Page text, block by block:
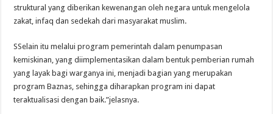
struktural yang diberikan kewenangan oleh negara untuk mengelola
zakat, infaq dan sedekah dari masyarakat muslim.
SSelain itu melalui program pemerintah dalam penumpasan
kemiskinan, yang diimplementasikan dalam bentuk pemberian rumah
yang layak bagi warganya ini, menjadi bagian yang merupakan
program Baznas, sehingga diharapkan program ini dapat
teraktualisasi dengan baik.”jelasnya.